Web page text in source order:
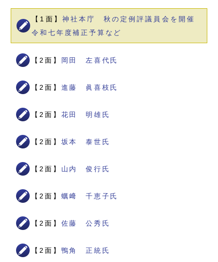
【1面】 神社本庁 秋の定例評議員会を開催
令和七年度補正予算など
【2面】 岡田 左喜代氏
【2面】 進藤 眞喜枝氏
【2面】 花田 明雄氏
【2面】 坂本 泰世氏
【2面】 山内 俊行氏
【2面】 蠣﨑 千恵子氏
【2面】 佐藤 公秀氏
【2面】 鴨角 正統氏